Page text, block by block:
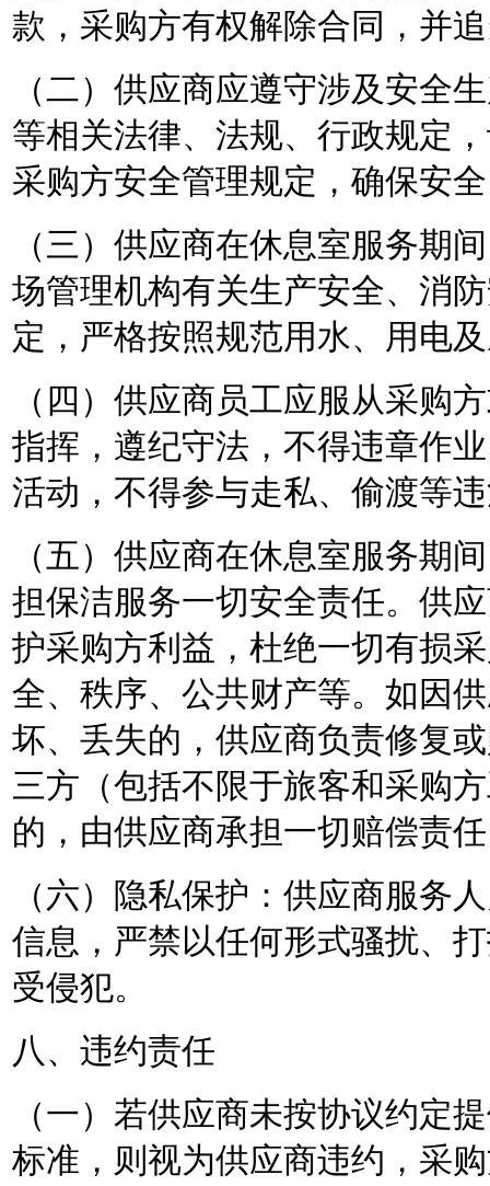
款，采购方有权解除合同，并
（二）供应商应遵守涉及安全
等相关法律、法规、行政规定
采购方安全管理规定，确保安
（三）供应商在休息室服务期
场管理机构有关生产安全、消
定，严格按照规范用水、用电
（四）供应商员工应服从采购
指挥，遵纪守法，不得违章作
活动，不得参与走私、偷渡等
（五）供应商在休息室服务期
担保洁服务一切安全责任。供
护采购方利益，杜绝一切有损
全、秩序、公共财产等。如因
坏、丢失的，供应商负责修复
三方（包括不限于旅客和采购
的，由供应商承担一切赔偿责
（六）隐私保护：供应商服务
信息，严禁以任何形式骚扰、
受侵犯。
八、违约责任
（一）若供应商未按协议约定
标准，则视为供应商违约，采